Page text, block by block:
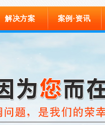
解决方案 案例·资讯